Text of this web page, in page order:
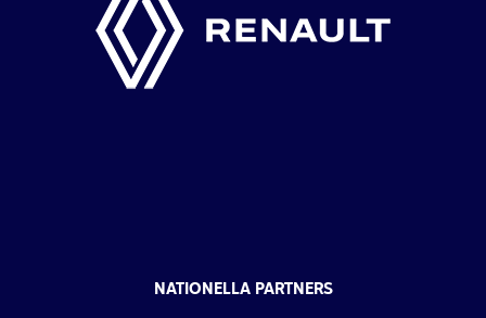
NATIONELLA PARTNERS